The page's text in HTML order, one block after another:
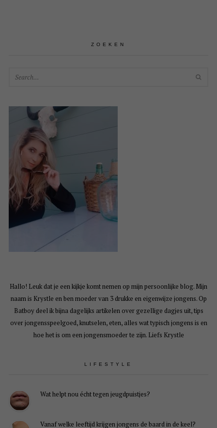
ZOEKEN
Hallo! Leuk dat je een kijkje komt nemen op mijn persoonlijke blog. Mijn
naam is Krystle en ben moeder van 3 drukke en eigenwijze jongens. Op
Batboy deel ik bijna dagelijks artikelen over gezellige dagjes uit, tips
over jongensspeelgoed, knutselen, eten, alles wat typisch jongens is en
hoe het is om een jongensmoeder te zijn. Liefs Krystle
LIFESTYLE
Wat helpt nou écht tegen jeugdpuistjes?
Vanaf welke leeftijd krijgen jongens de baard in de keel?